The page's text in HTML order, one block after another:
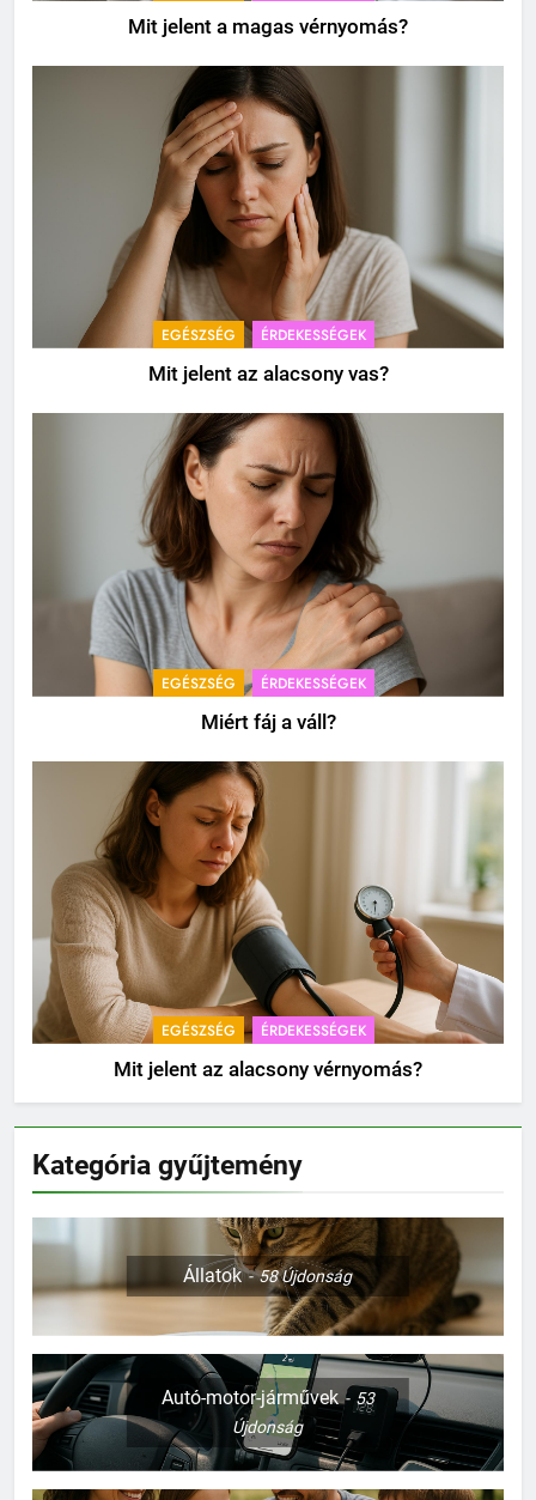
Mit jelent a magas vérnyomás?
EGÉSZSÉG ÉRDEKESSÉGEK
Mit jelent az alacsony vas?
EGÉSZSÉG ÉRDEKESSÉGEK
Miért fáj a váll?
EGÉSZSÉG ÉRDEKESSÉGEK
Mit jelent az alacsony vérnyomás?
Kategória gyűjtemény
Állatok 58Újdonság
Autó-motor-járművek
53
Újdonság